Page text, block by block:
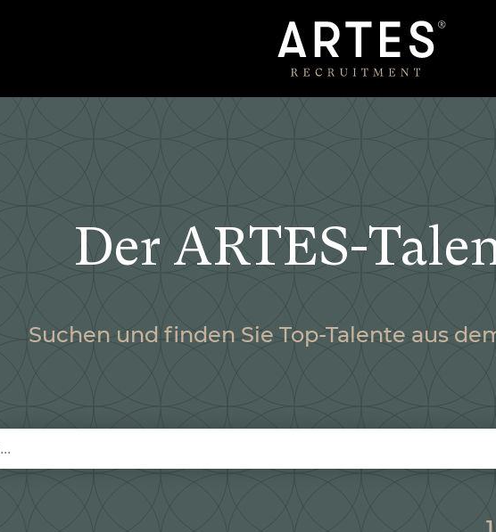
Der ARTES-
Suchen und finden Sie Top-Talente aus